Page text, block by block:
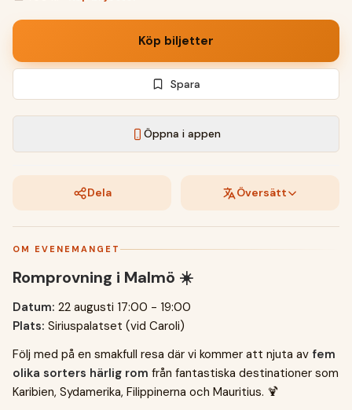
Köp biljetter
Spara
Öppna i appen
Dela Översätt
OM EVENEMANGET
Romprovning i Malmö ☀️
Datum: 22 augusti 17:00 - 19:00
Plats: Siriuspalatset (vid Caroli)
Följ med på en smakfull resa där vi kommer att njuta av fem
olika sorters härlig rom från fantastiska destinationer som
Karibien, Sydamerika, Filippinerna och Mauritius. 🍹